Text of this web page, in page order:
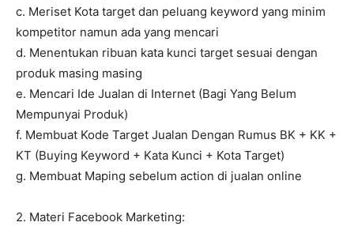
c. Meriset Kota target dan peluang keyword yang minim
kompetitor namun ada yang mencari
d. Menentukan ribuan kata kunci target sesuai dengan
produk masing masing
e. Mencari Ide Jualan di Internet (Bagi Yang Belum
Mempunyai Produk)
f. Membuat Kode Target Jualan Dengan Rumus BK + KK +
KT (Buying Keyword + Kata Kunci + Kota Target)
g. Membuat Maping sebelum action di jualan online
2. Materi Facebook Marketing: